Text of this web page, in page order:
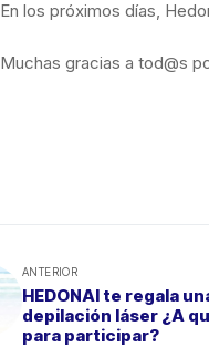
En los próximos días,
Muchas gracias a tod@s
ANTERIOR
HEDONAI te regala
depilación láser ¿A
para participar?